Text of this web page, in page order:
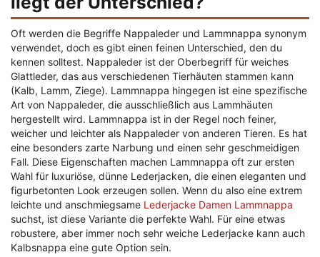
Oft werden die Begriffe Nappaleder und Lammnappa synonym
verwendet, doch es gibt einen feinen Unterschied, den du
kennen solltest. Nappaleder ist der Oberbegriff für weiches
Glattleder, das aus verschiedenen Tierhäuten stammen kann
(Kalb, Lamm, Ziege). Lammnappa hingegen ist eine spezifische
Art von Nappaleder, die ausschließlich aus Lammhäuten
hergestellt wird. Lammnappa ist in der Regel noch feiner,
weicher und leichter als Nappaleder von anderen Tieren. Es hat
eine besonders zarte Narbung und einen sehr geschmeidigen
Fall. Diese Eigenschaften machen Lammnappa oft zur ersten
Wahl für luxuriöse, dünne Lederjacken, die einen eleganten und
figurbetonten Look erzeugen sollen. Wenn du also eine extrem
leichte und anschmiegsame Lederjacke Damen Lammnappa
suchst, ist diese Variante die perfekte Wahl. Für eine etwas
robustere, aber immer noch sehr weiche Lederjacke kann auch
Kalbsnappa eine gute Option sein.